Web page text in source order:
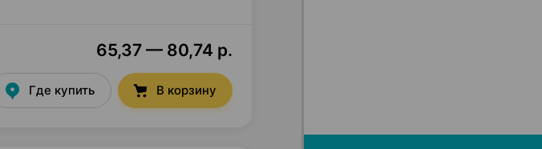
65,37 — 80,74 р.
Где купить В корзину